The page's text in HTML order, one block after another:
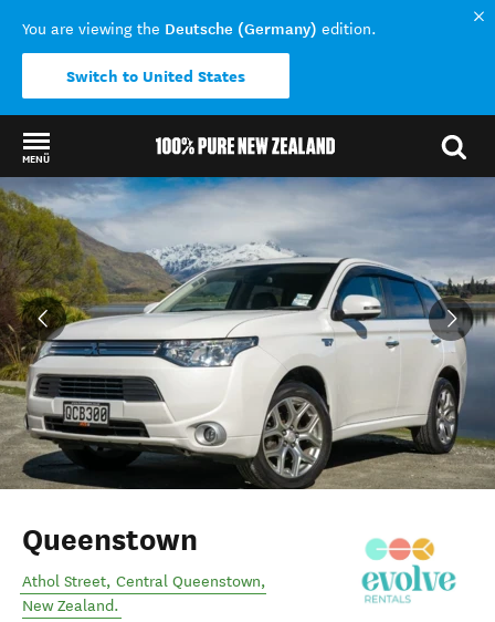
You are viewing the Deutsche (Germany) edition.
Switch to United States
MENÜ
Back to my results
Queenstown
Athol Street, Central Queenstown,
New Zealand.